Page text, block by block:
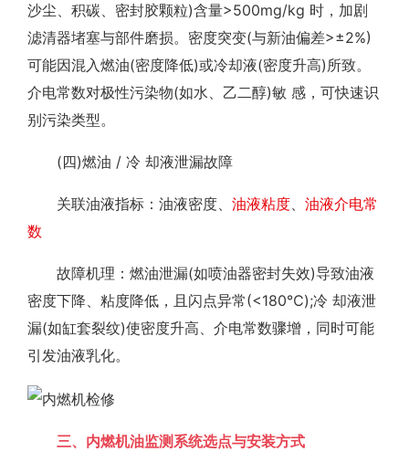
沙尘、积碳、密封胶颗粒)含量>500mg/kg 时，加剧
滤清器堵塞与部件磨损。密度突变(与新油偏差>±2%)
可能因混入燃油(密度降低)或冷却液(密度升高)所致。
介电常数对极性污染物(如水、乙二醇)敏 感，可快速识
别污染类型。
(四)燃油 / 冷 却液泄漏故障
关联油液指标：油液密度、 油液粘度、 油液介电常
数
故障机理：燃油泄漏(如喷油器密封失效)导致油液
密度下降、粘度降低，且闪点异常(<180℃);冷 却液泄
漏(如缸套裂纹)使密度升高、介电常数骤增，同时可能
引发油液乳化。
三、内燃机油监测系统选点与安装方式